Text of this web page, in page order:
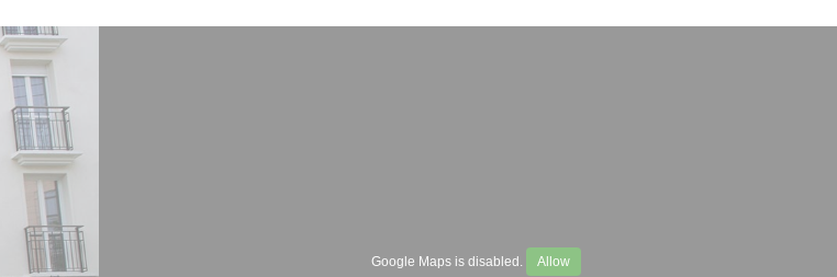
Google Maps is disabled. Allow